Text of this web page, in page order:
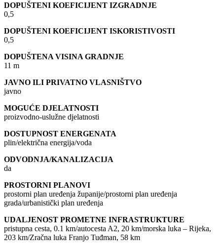
DOPUŠTENI KOEFICIJENT IZGRADNJE
0,5
DOPUŠTENI KOEFICIJENT ISKORISTIVOSTI
0,5
DOPUŠTENA VISINA GRADNJE
11 m
JAVNO ILI PRIVATNO VLASNIŠTVO
javno
MOGUĆE DJELATNOSTI
proizvodno-uslužne djelatnosti
DOSTUPNOST ENERGENATA
plin/električna energija/voda
ODVODNJA/KANALIZACIJA
da
PROSTORNI PLANOVI
prostorni plan uređenja županije/prostorni plan uređenja
grada/urbanistički plan uređenja
UDALJENOST PROMETNE INFRASTRUKTURE
pristupna cesta, 0.1 km/autocesta A2, 20 km/morska luka – Rijeka,
203 km/Zračna luka Franjo Tuđman, 58 km